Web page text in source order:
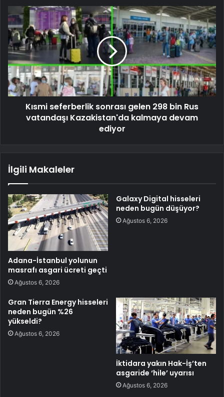
Kısmi seferberlik sonrası gelen 298 bin Rus
vatandaşı Kazakistan'da kalmaya devam
ediyor
İlgili Makaleler
Adana-İstanbul yolunun
masrafı asgari ücreti geçti
Ağustos 6, 2026
Galaxy Digital hisseleri
neden bugün düşüyor?
Ağustos 6, 2026
Gran Tierra Energy hisseleri
neden bugün %26
yükseldi?
Ağustos 6, 2026
İktidara yakın Hak-İş’ten
asgaride ‘hile’ uyarısı
Ağustos 6, 2026